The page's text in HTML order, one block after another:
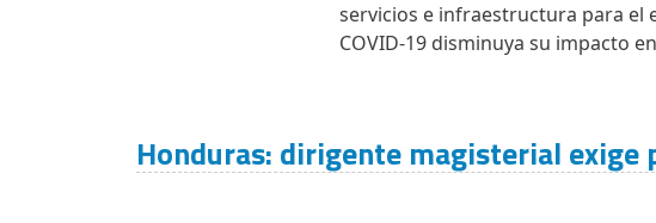
servicios e infraestructura para el
COVID-19 disminuya su impacto
Honduras: dirigente magisterial exige